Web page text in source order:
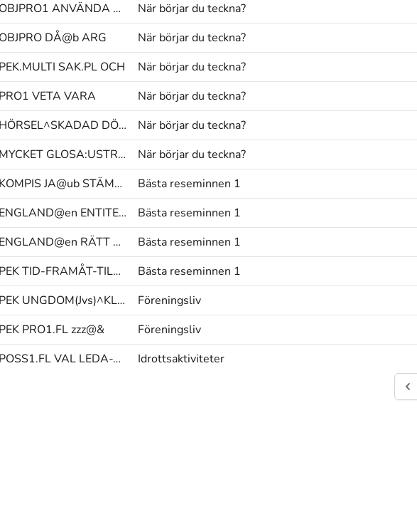
OBJPRO1 ANVÄNDA SEDAN(L) När börjar du teckna?
OBJPRO DÅ@b ARG När börjar du teckna?
PEK.MULTI SAK.PL OCH När börjar du teckna?
PRO1 VETA VARA När börjar du teckna?
HÖRSEL^SKADAD DÖV(L) FINNAS|INTE När börjar du teckna?
MYCKET GLOSA:USTRÄCKT-HANDFORM TECKNA-MED-UTSTRÄCKT-HANDFORM.KONT När börjar du teckna?
KOMPIS JA@ub STÄMMA(J) Bästa reseminnen 1
ENGLAND@en ENTITET(SS)+BEFINNA@p entitet(ss)@hd Bästa reseminnen 1
ENGLAND@en RÄTT PEK>person Bästa reseminnen 1
PEK TID-FRAMÅT-TILL PERF-NEG Bästa reseminnen 1
PEK UNGDOM(Jvs)^KLUBB TIDEN-GÅR(J) Föreningsliv
PEK PRO1.FL zzz@& Föreningsliv
POSS1.FL VAL LEDA-TILL Idrottsaktiviteter